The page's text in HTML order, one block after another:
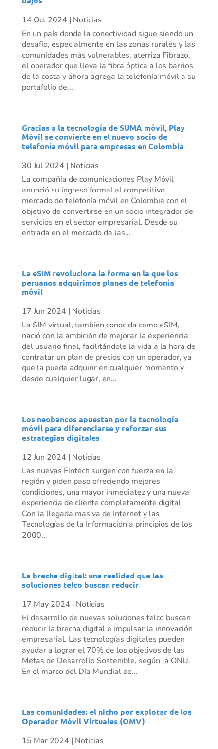
14 Oct 2024 | Noticias
En un país donde la conectividad sigue siendo un
desafío, especialmente en las zonas rurales y las
comunidades más vulnerables, aterriza Fibrazo,
el operador que lleva la fibra óptica a los barrios
de la costa y ahora agrega la telefonía móvil a su
portafolio de...
Gracias a la tecnología de SUMA móvil, Play
Móvil se convierte en el nuevo socio de
telefonía móvil para empresas en Colombia
30 Jul 2024 | Noticias
La compañía de comunicaciones Play Móvil
anunció su ingreso formal al competitivo
mercado de telefonía móvil en Colombia con el
objetivo de convertirse en un socio integrador de
servicios en el sector empresarial. Desde su
entrada en el mercado de las...
La eSIM revoluciona la forma en la que los
peruanos adquirimos planes de telefonía
móvil
17 Jun 2024 | Noticias
La SIM virtual, también conocida como eSIM,
nació con la ambición de mejorar la experiencia
del usuario final, facilitándole la vida a la hora de
contratar un plan de precios con un operador, ya
que la puede adquirir en cualquier momento y
desde cualquier lugar, en...
Los neobancos apuestan por la tecnología
móvil para diferenciarse y reforzar sus
estrategias digitales
12 Jun 2024 | Noticias
Las nuevas Fintech surgen con fuerza en la
región y piden paso ofreciendo mejores
condiciones, una mayor inmediatez y una nueva
experiencia de cliente completamente digital.
Con la llegada masiva de Internet y las
Tecnologías de la Información a principios de los
2000...
La brecha digital: una realidad que las
soluciones telco buscan reducir
17 May 2024 | Noticias
El desarrollo de nuevas soluciones telco buscan
reducir la brecha digital e impulsar la innovación
empresarial. Las tecnologías digitales pueden
ayudar a lograr el 70% de los objetivos de las
Metas de Desarrollo Sostenible, según la ONU.
En el marco del Día Mundial de...
Las comunidades: el nicho por explotar de los
Operador Móvil Virtuales (OMV)
15 Mar 2024 | Noticias